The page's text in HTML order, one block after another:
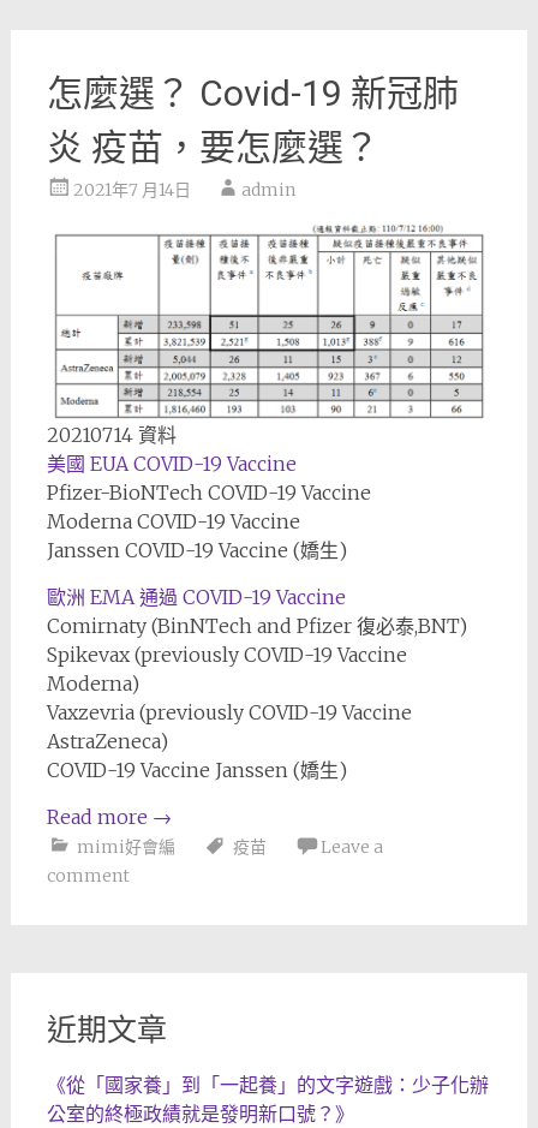
怎麼選？ Covid-19 新冠肺
炎 疫苗，要怎麼選？
2021年7 月14日 admin
20210714 資料
美國 EUA COVID-19 Vaccine
Pfizer-BioNTech COVID-19 Vaccine
Moderna COVID-19 Vaccine
Janssen COVID-19 Vaccine (嬌生)
歐洲 EMA 通過 COVID-19 Vaccine
Comirnaty (BinNTech and Pfizer 復必泰,BNT)
Spikevax (previously COVID-19 Vaccine
Moderna)
Vaxzevria (previously COVID-19 Vaccine
AstraZeneca)
COVID-19 Vaccine Janssen (嬌生)
Read more →
mimi好會編 疫苗
Leave a
comment
近期文章
《從「國家養」到「一起養」的文字遊戲：少子化辦
公室的終極政績就是發明新口號？》